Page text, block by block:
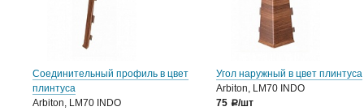
Соединительный профиль в цвет
плинтуса
Arbiton, LM70 INDO
Угол наружный в цвет плинтуса
Arbiton, LM70 INDO
75
a/шт